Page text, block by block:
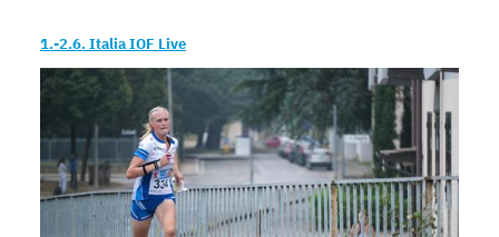
1.-2.6. Italia IOF Live